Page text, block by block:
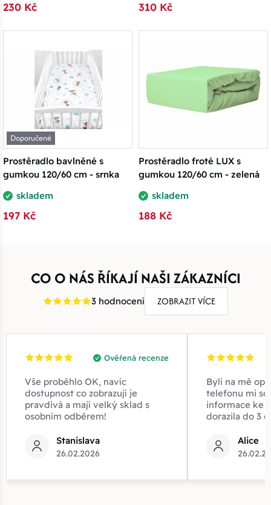
230 Kč 310 Kč
Doporučené
Prostěradlo bavlněné s
gumkou 120/60 cm - srnka
skladem
197 Kč
Prostěradlo froté LUX s
gumkou 120/60 cm - zelená
skladem
188 Kč
CO O NÁS ŘÍKAJÍ NAŠI ZÁKAZNÍCI
3 hodnocení ZOBRAZIT VÍCE
Ověřená recenze
Vše proběhlo OK, navíc
dostupnost co zobrazují je
pravdivá a mají velký sklad s
osobním odběrem!
Stanislava
26.02.2026
Byli na mě
telefonu mi
informace ke
dorazila do 3
Alice